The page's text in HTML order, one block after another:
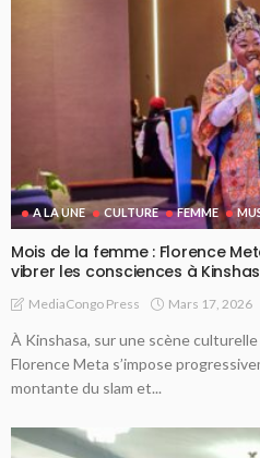
A LA UNE CULTURE FEMME
Mois de la femme : Florence
vibrer les consciences à
MediaCongo Press Mars 17, 2026
À Kinshasa, sur une scène
Florence Meta s’impose
montante du slam et...